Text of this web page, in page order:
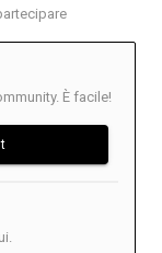
È facile!